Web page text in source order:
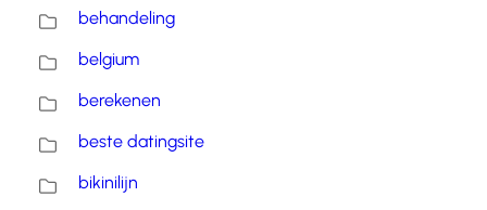
behandeling
belgium
berekenen
beste datingsite
bikinilijn